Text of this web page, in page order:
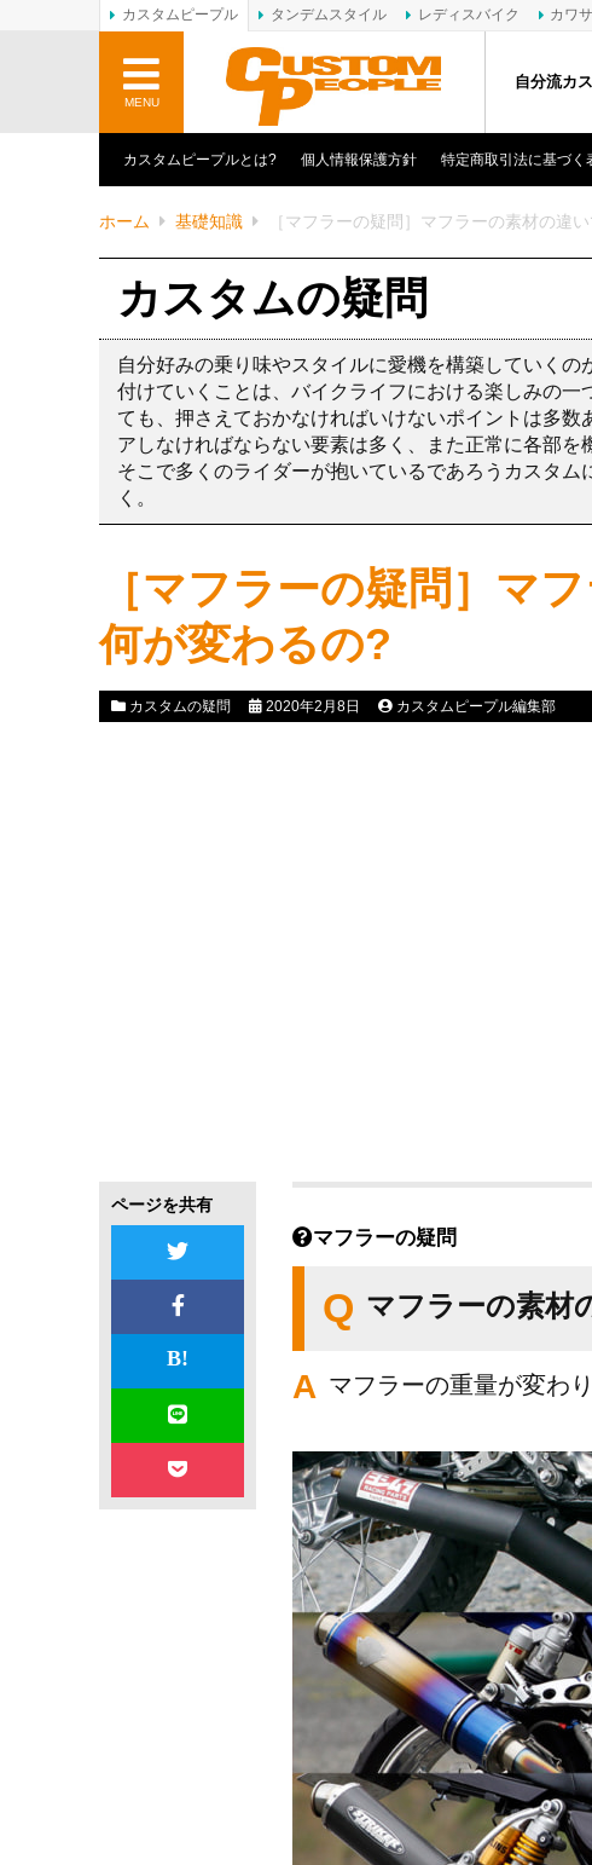
カスタムピープルとは? 個人情報保護方針 特定商取引法に基づく
ホーム 基礎知識 ［マフラーの疑問］マフラーの素材の違
カスタムの疑問
自分好みの乗り味やスタイルに愛機を構築していく
付けていくことは、バイクライフにおける楽しみの
ても、押さえておかなければいけないポイントは多
アしなければならない要素は多く、また正常に各部を
そこで多くのライダーが抱いているであろうカスタ
く。
［マフラーの疑問］マ
何が変わるの?
カスタムの疑問 2020年2月8日 カスタムピープル編集部
ページを共有
マフラーの疑問
マフラーの素材
マフラーの重量が変わ
カスタムピープル タンデムスタイル レディスバイク カワ
MENU
自分流カ